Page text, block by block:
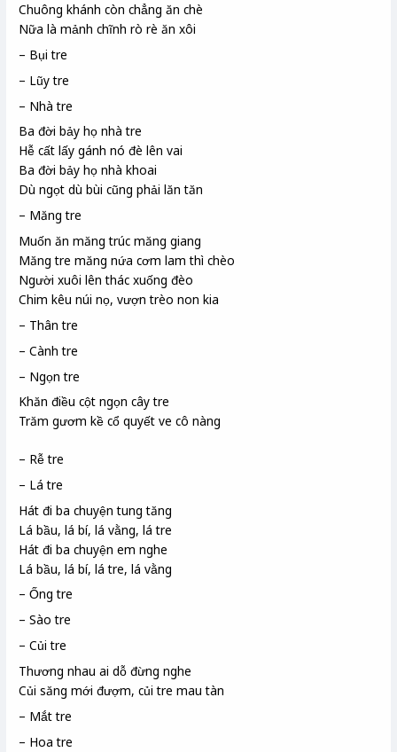
Chuông khánh còn chẳng ăn chè
Nữa là mảnh chĩnh rò rè ăn xôi
– Bụi tre
– Lũy tre
– Nhà tre
Ba đời bảy họ nhà tre
Hễ cất lấy gánh nó đè lên vai
Ba đời bảy họ nhà khoai
Dù ngọt dù bùi cũng phải lăn tăn
– Măng tre
Muốn ăn măng trúc măng giang
Măng tre măng nứa cơm lam thì chèo
Người xuôi lên thác xuống đèo
Chim kêu núi nọ, vượn trèo non kia
– Thân tre
– Cành tre
– Ngọn tre
Khăn điều cột ngọn cây tre
Trăm gươm kề cổ quyết ve cô nàng
– Rễ tre
– Lá tre
Hát đi ba chuyện tung tăng
Lá bầu, lá bí, lá vằng, lá tre
Hát đi ba chuyện em nghe
Lá bầu, lá bí, lá tre, lá vằng
– Ống tre
– Sào tre
– Củi tre
Thương nhau ai dỗ đừng nghe
Củi săng mới đượm, củi tre mau tàn
– Mắt tre
– Hoa tre